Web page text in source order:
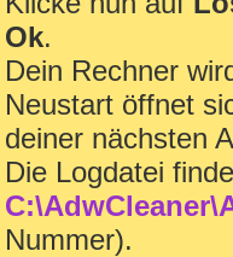
Ok.
Dein Rechner
Neustart öffnet
deiner nächsten
Die Logdatei
Nummer).